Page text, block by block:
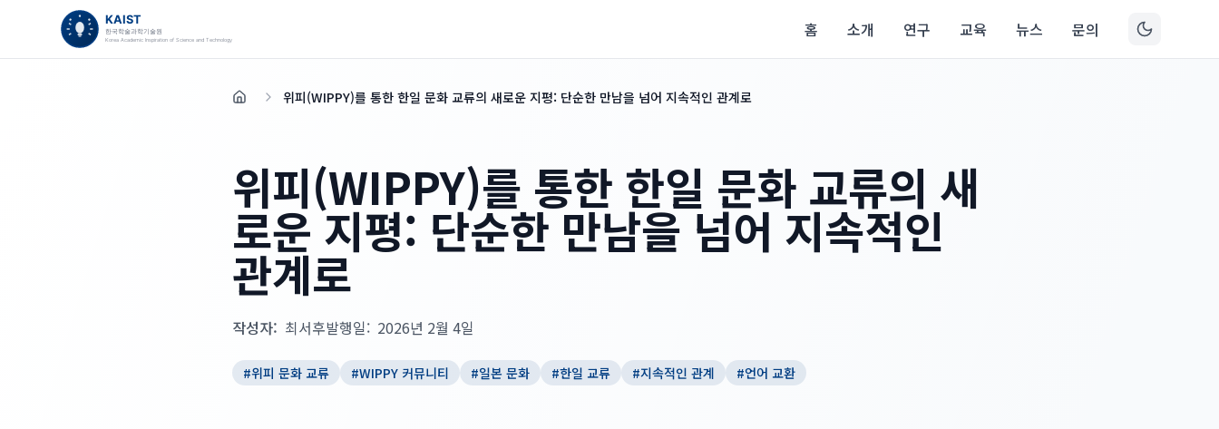
홈 소개 연구 교육 뉴스 문의
홈 위피(WIPPY)를 통한 한일 문화 교류의 새로운 지평: 단순한 만남을 넘어 지속적인 관계로
위피(WIPPY)를 통한 한일 문화 교류의 새
로운 지평: 단순한 만남을 넘어 지속적인
관계로
작성자: 최서후발행일: 2026년 2월 4일
#위피 문화 교류 #WIPPY 커뮤니티 #일본 문화 #한일 교류 #지속적인 관계 #언어 교환